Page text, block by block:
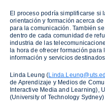
El proceso podría simplificarse si
orientación y formación acerca
para la comunicación. También
dentro de cada comunidad de
industria de las
la hora de ofrecer formación
información y servicios
Linda Leung (
de Aprendizaje y Medios de
Interactive Media and Learning),
(University of Technology